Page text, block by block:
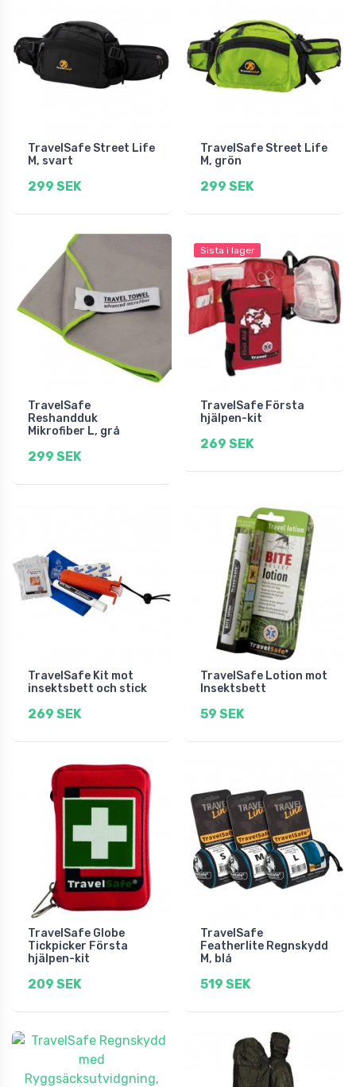
TravelSafe Street Life
M, svart
299 SEK
TravelSafe Street Life
M, grön
299 SEK
TravelSafe
Reshandduk
Mikrofiber L, grå
299 SEK
Sista i lager
TravelSafe Första
hjälpen-kit
269 SEK
TravelSafe Kit mot
insektsbett och stick
269 SEK
TravelSafe Lotion mot
Insektsbett
59 SEK
TravelSafe Globe
Tickpicker Första
hjälpen-kit
209 SEK
TravelSafe
Featherlite Regnskydd
M, blå
519 SEK